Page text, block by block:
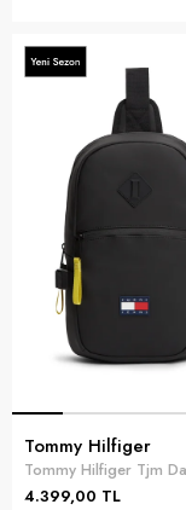
Tommy Hilfiger
4.399,00 TL